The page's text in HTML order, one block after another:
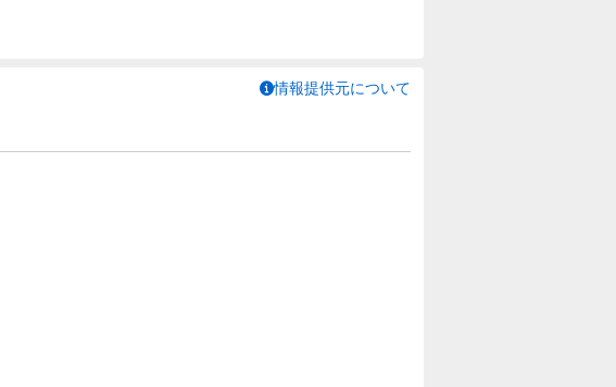
情報提供元について